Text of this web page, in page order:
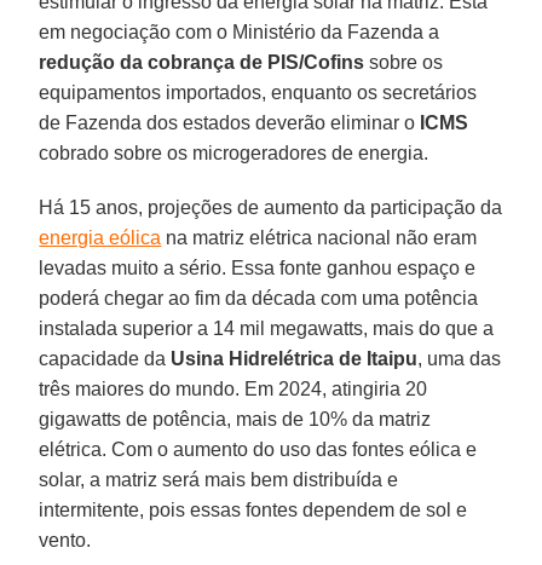
em negociação com o Ministério da Fazenda a
redução da cobrança de PIS/Cofins sobre os
equipamentos importados, enquanto os secretários
de Fazenda dos estados deverão eliminar o ICMS
cobrado sobre os microgeradores de energia.
Há 15 anos, projeções de aumento da participação da
energia eólica na matriz elétrica nacional não eram
levadas muito a sério. Essa fonte ganhou espaço e
poderá chegar ao fim da década com uma potência
instalada superior a 14 mil megawatts, mais do que a
capacidade da Usina Hidrelétrica de Itaipu, uma das
três maiores do mundo. Em 2024, atingiria 20
gigawatts de potência, mais de 10% da matriz
elétrica. Com o aumento do uso das fontes eólica e
solar, a matriz será mais bem distribuída e
intermitente, pois essas fontes dependem de sol e
vento.